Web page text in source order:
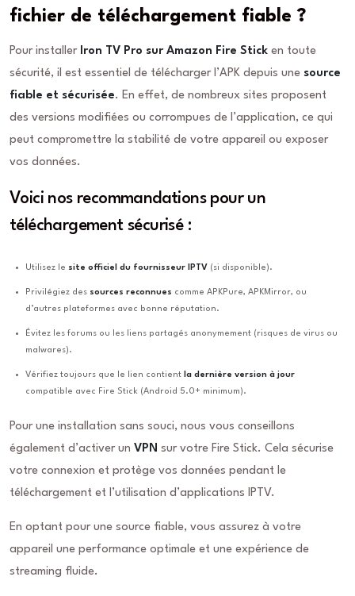
fichier de téléchargement fiable ?
Pour installer Iron TV Pro sur Amazon Fire Stick en toute
sécurité, il est essentiel de télécharger l’APK depuis une source
fiable et sécurisée. En effet, de nombreux sites proposent
des versions modifiées ou corrompues de l’application, ce qui
peut compromettre la stabilité de votre appareil ou exposer
vos données.
Voici nos recommandations pour un
téléchargement sécurisé :
Utilisez le site officiel du fournisseur IPTV (si disponible).
Privilégiez des sources reconnues comme APKPure, APKMirror, ou
d’autres plateformes avec bonne réputation.
Évitez les forums ou les liens partagés anonymement (risques de virus ou
malwares).
Vérifiez toujours que le lien contient la dernière version à jour
compatible avec Fire Stick (Android 5.0+ minimum).
Pour une installation sans souci, nous vous conseillons
également d’activer un VPN sur votre Fire Stick. Cela sécurise
votre connexion et protège vos données pendant le
téléchargement et l’utilisation d’applications IPTV.
En optant pour une source fiable, vous assurez à votre
appareil une performance optimale et une expérience de
streaming fluide.